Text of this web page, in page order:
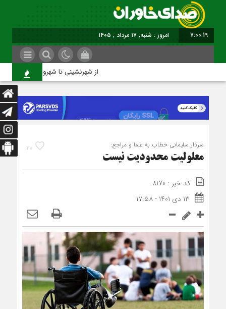
7:00:20 برابر با : Saturday - 8 August - 2026
از شهرنشینی تا شهروندی
20 سردار سلیمانی خطاب به علما و مراجع:
معلولیت محدودیت نیست
کد خبر : 8170
۱۳ دی ۱۴۰۱ - ۱۷:۵۸